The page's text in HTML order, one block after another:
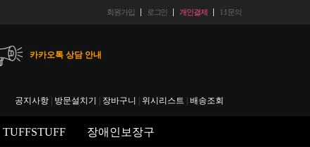
회원가입 로그인 개인결제 1:1문의
카카오톡 상담 안내
공지사항 방문설치기 장바구니 위시리스트 배송조회
TUFFSTUFF 장애인보장구